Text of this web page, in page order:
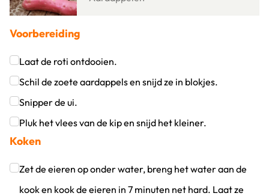
Voorbereiding
Laat de roti ontdooien.
Klik om dit selectievakje aan te vinken
Schil de zoete aardappels en snijd ze in blokjes.
Klik om dit selectievakje aan te vinken
Snipper de ui.
Klik om dit selectievakje aan te vinken
Pluk het vlees van de kip en snijd het kleiner.
Klik om dit selectievakje aan te vinken
Koken
Zet de eieren op onder water, breng het water aan de
kook en kook de eieren in 7 minuten net hard. Laat ze